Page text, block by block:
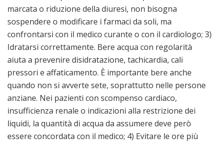
marcata o riduzione della diuresi, non bisogna
sospendere o modificare i farmaci da soli, ma
confrontarsi con il medico curante o con il cardiologo; 3)
Idratarsi correttamente. Bere acqua con regolarità
aiuta a prevenire disidratazione, tachicardia, cali
pressori e affaticamento. È importante bere anche
quando non si avverte sete, soprattutto nelle persone
anziane. Nei pazienti con scompenso cardiaco,
insufficienza renale o indicazioni alla restrizione dei
liquidi, la quantità di acqua da assumere deve però
essere concordata con il medico; 4) Evitare le ore più